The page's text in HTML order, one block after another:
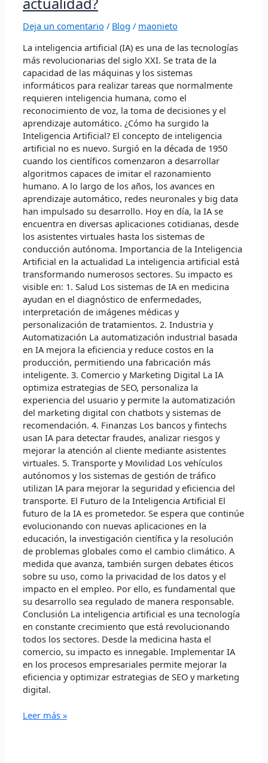
Deja un comentario / Blog / maonieto
La inteligencia artificial (IA) es una de las tecnologías
más revolucionarias del siglo XXI. Se trata de la
capacidad de las máquinas y los sistemas
informáticos para realizar tareas que normalmente
requieren inteligencia humana, como el
reconocimiento de voz, la toma de decisiones y el
aprendizaje automático. ¿Cómo ha surgido la
Inteligencia Artificial? El concepto de inteligencia
artificial no es nuevo. Surgió en la década de 1950
cuando los científicos comenzaron a desarrollar
algoritmos capaces de imitar el razonamiento
humano. A lo largo de los años, los avances en
aprendizaje automático, redes neuronales y big data
han impulsado su desarrollo. Hoy en día, la IA se
encuentra en diversas aplicaciones cotidianas, desde
los asistentes virtuales hasta los sistemas de
conducción autónoma. Importancia de la Inteligencia
Artificial en la actualidad La inteligencia artificial está
transformando numerosos sectores. Su impacto es
visible en: 1. Salud Los sistemas de IA en medicina
ayudan en el diagnóstico de enfermedades,
interpretación de imágenes médicas y
personalización de tratamientos. 2. Industria y
Automatización La automatización industrial basada
en IA mejora la eficiencia y reduce costos en la
producción, permitiendo una fabricación más
inteligente. 3. Comercio y Marketing Digital La IA
optimiza estrategias de SEO, personaliza la
experiencia del usuario y permite la automatización
del marketing digital con chatbots y sistemas de
recomendación. 4. Finanzas Los bancos y fintechs
usan IA para detectar fraudes, analizar riesgos y
mejorar la atención al cliente mediante asistentes
virtuales. 5. Transporte y Movilidad Los vehículos
autónomos y los sistemas de gestión de tráfico
utilizan IA para mejorar la seguridad y eficiencia del
transporte. El Futuro de la Inteligencia Artificial El
futuro de la IA es prometedor. Se espera que continúe
evolucionando con nuevas aplicaciones en la
educación, la investigación científica y la resolución
de problemas globales como el cambio climático. A
medida que avanza, también surgen debates éticos
sobre su uso, como la privacidad de los datos y el
impacto en el empleo. Por ello, es fundamental que
su desarrollo sea regulado de manera responsable.
Conclusión La inteligencia artificial es una tecnología
en constante crecimiento que está revolucionando
todos los sectores. Desde la medicina hasta el
comercio, su impacto es innegable. Implementar IA
en los procesos empresariales permite mejorar la
eficiencia y optimizar estrategias de SEO y marketing
digital.
Artificial
y
qué
es
importante
en
la
actualidad?
Leer más »